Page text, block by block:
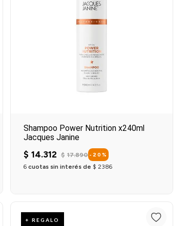
Shampoo Power Nutrition x240ml
Jacques Janine
$ 14.312 $ 17.890 - 20 %
6cuotas sin interés de $ 2386
+ REGALO